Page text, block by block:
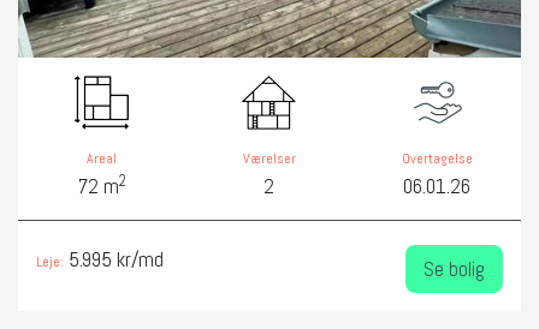
Areal
72 m2
Værelser
2
Overtagelse
06.01.26
Leje: 5.995 kr/md Se bolig